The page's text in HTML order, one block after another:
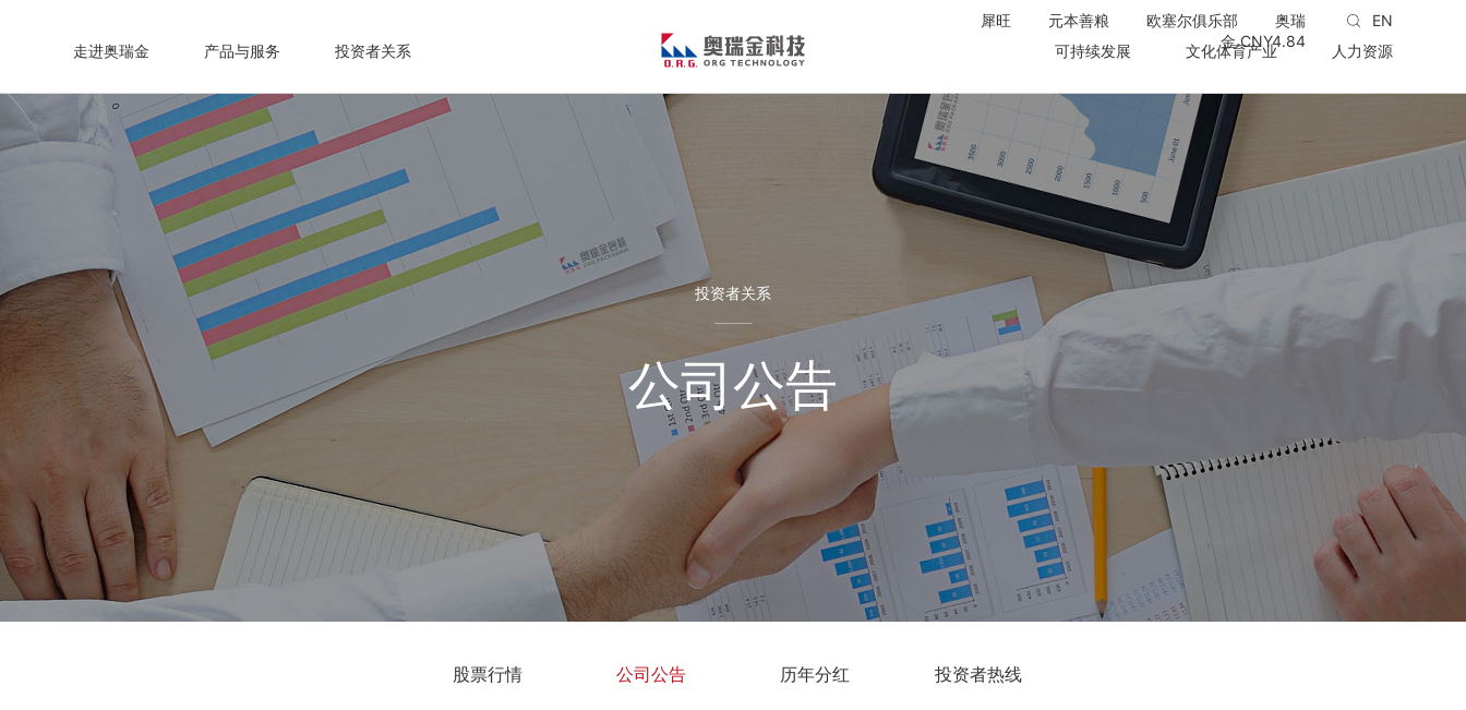
走进奥瑞金 产品与服务 投资者关系 可持续发展 文化体育产业 人力资源
犀旺 元本善粮 欧塞尔俱乐部
奥瑞
金 CNY4.84
EN
投资者关系
公司公告
股票行情 公司公告 历年分红 投资者热线